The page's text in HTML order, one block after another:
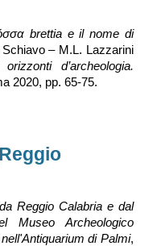
brettia e il nome di
– M.L. Lazzarini
d’archeologia.
2020, pp. 65-75.
Reggio Calabria e dal
Museo Archeologico
di Palmi,